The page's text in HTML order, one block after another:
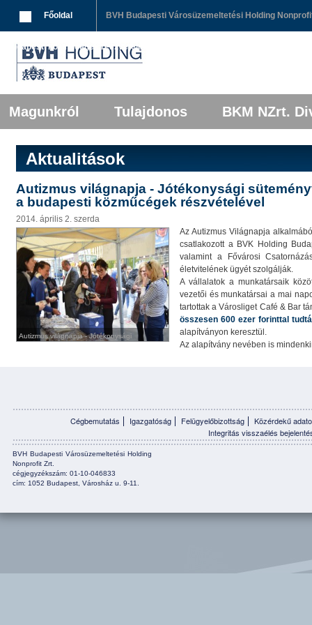
Tovább az elsődleges tartalomra
Tovább a másodlagos tartalomra
Magunkról Tulajdonos BKM NZrt.
BreadcrumbsFőoldal BVH Budapesti Városüzemeltetési Holding
a budapesti közműcégek részvételével
Aktualitások
Autizmus világnapja - Jótékonysági
a budapesti közműcégek részvételével
2014. április 2. szerda
Autizmus világnapja - Jótékonysági
Autizmus világnapja - Jótékonysági
Az Autizmus Világnapja
csatlakozott a BVK Holding
valamint a Fővárosi
életvitelének ügyét szolgálják.
A vállalatok a munkatársaik
vezetői és munkatársai a mai
tartottak a Városliget Café & Bar
összesen 600 ezer forinttal
alapítványon keresztül.
Az alapítvány nevében is
Cégbemutatás Igazgatóság Felügyelőbizottság
Közérdekű
Integritás visszaélés
BVH Budapesti Városüzemeltetési Holding
Nonprofit Zrt.
cégjegyzékszám: 01-10-046833
cím: 1052 Budapest, Városház u. 9-11.